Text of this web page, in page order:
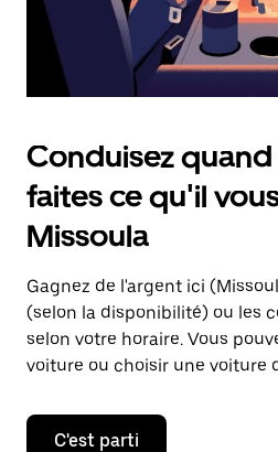
calendrier.
Conduisez
faites ce qu'il
Missoula
Gagnez de l'argent ici
(selon la disponibilité) ou les
selon votre horaire. Vous
voiture ou choisir une voiture
C'est parti